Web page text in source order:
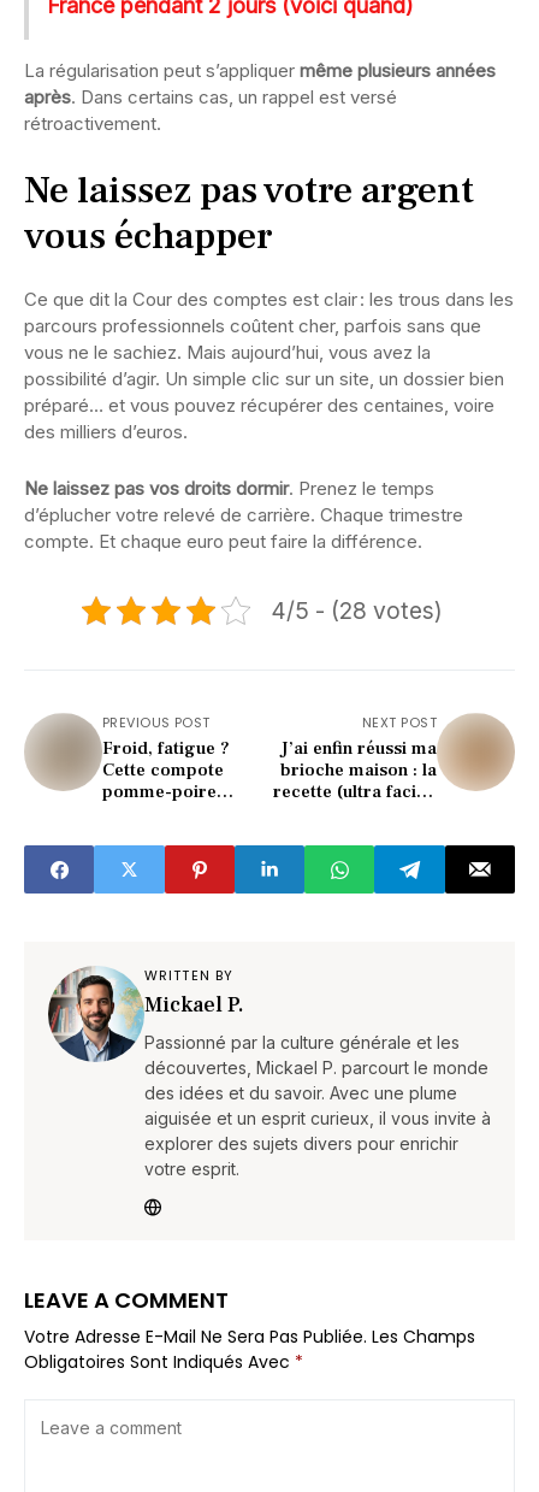
France pendant 2 jours (voici quand)
La régularisation peut s’appliquer même plusieurs années
après. Dans certains cas, un rappel est versé
rétroactivement.
Ne laissez pas votre argent
vous échapper
Ce que dit la Cour des comptes est clair : les trous dans les
parcours professionnels coûtent cher, parfois sans que
vous ne le sachiez. Mais aujourd’hui, vous avez la
possibilité d’agir. Un simple clic sur un site, un dossier bien
préparé… et vous pouvez récupérer des centaines, voire
des milliers d’euros.
Ne laissez pas vos droits dormir. Prenez le temps
d’éplucher votre relevé de carrière. Chaque trimestre
compte. Et chaque euro peut faire la différence.
4/5 - (28 votes)
PREVIOUS POST
Froid, fatigue ?
Cette compote
pomme-poire
NEXT POST
J’ai enfin réussi ma
brioche maison : la
recette (ultra facile)
WRITTEN BY
Mickael P.
Passionné par la culture générale et les
découvertes, Mickael P. parcourt le monde
des idées et du savoir. Avec une plume
aiguisée et un esprit curieux, il vous invite à
explorer des sujets divers pour enrichir
votre esprit.
LEAVE A COMMENT
Votre Adresse E-Mail Ne Sera Pas Publiée. Les Champs
Obligatoires Sont Indiqués Avec *